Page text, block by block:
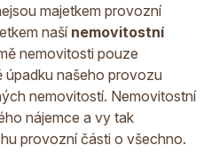
majetkem provozní
naší nemovitostní
nemovitosti pouze
úpadku našeho provozu
nemovitostí. Nemovitostní
nájemce a vy tak
provozní části o všechno.